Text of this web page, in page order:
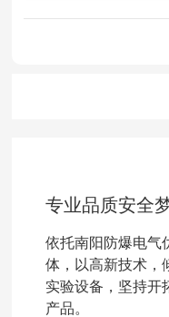
专业品质安全
依托南阳防爆电气
体，以高新技术，
实验设备，坚持开
产品。